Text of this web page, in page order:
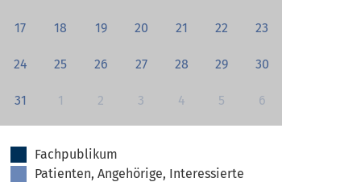
17 18 19 20 21 22 23
24 25 26 27 28 29 30
31 1 2 3 4 5 6
Fachpublikum
Patienten, Angehörige, Interessierte